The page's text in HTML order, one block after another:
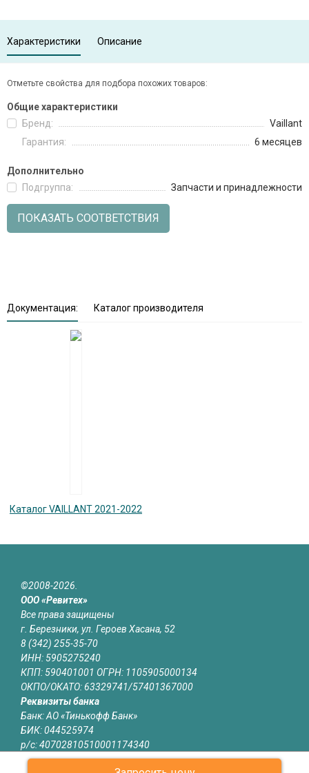
Характеристики Описание
Отметьте свойства для подбора похожих товаров:
Общие характеристики
Бренд:
Vaillant
Гарантия:
6 месяцев
Дополнительно
Подгруппа:
Запчасти и принадлежности
ПОКАЗАТЬ СООТВЕТСТВИЯ
Документация: Каталог производителя
Каталог VAILLANT 2021-2022
©2008-2026.
ООО «Ревитех»
Все права защищены
г. Березники, ул. Героев Хасана, 52
8 (342) 255-35-70
ИНН: 5905275240
КПП: 590401001 ОГРН: 1105905000134
ОКПО/ОКАТО: 63329741/57401367000
Реквизиты банка
Банк: АО «Тинькофф Банк»
БИК: 044525974
р/с: 40702810510001174340
к/с: 30101810145250000974